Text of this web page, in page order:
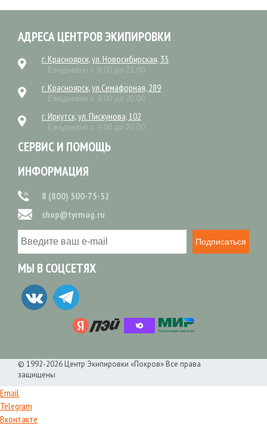
АДРЕСА ЦЕНТРОВ ЭКИПИРОВКИ
г. Красноярск, ул. Новосибирская, 35
Ежедневно с 9.00 до 21.00
г. Красноярск, ул.Семафорная, 289
Ежедневно с 9.00 до 20.00
г. Иркутск, ул. Пискунова, 102
Ежедневно с 9.00 до 20.00
СЕРВИС И ПОМОЩЬ
ИНФОРМАЦИЯ
8 (800) 500-75-52
shop@tyrmag.ru
Подписаться
МЫ В СОЦСЕТЯХ
© 1992-2026 Центр Экипировки «Покров» Все права
защищены
Email
Telegram
Вконтакте